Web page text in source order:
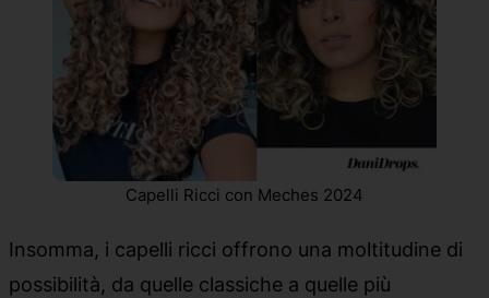
Capelli Ricci con Meches 2024
Insomma, i capelli ricci offrono una moltitudine di
possibilità, da quelle classiche a quelle più